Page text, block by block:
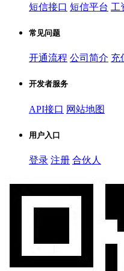
短信接口 短信平台 工
常见问题
开通流程 公司简介 充
开发者服务
API接口 网站地图
用户入口
登录 注册 合伙人